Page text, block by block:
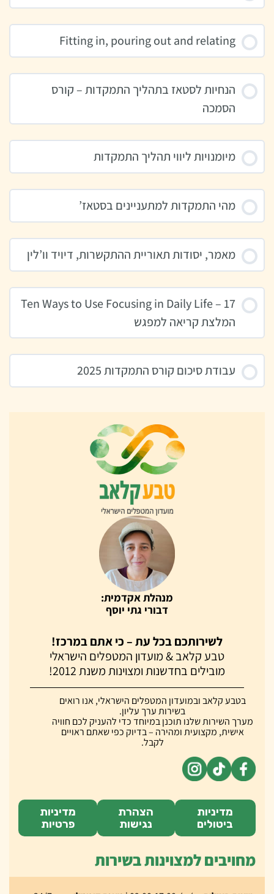
Fitting in, pouring out and relating
הנחיות לסטאז בתהליך התמקדות – קורס
הסמכה
מיומנויות ליווי תהליך התמקדות
מהי התמקדות למתעניינים בסטאז’
מאמר, יסודות תאוריית ההתקשרות, דיויד וו’לין
Ten Ways to Use Focusing in Daily Life – 17
המלצת קריאה למפגש
עבודת סיכום קורס התמקדות 2025
מנהלת אקדמית:
דבורי גתי יוסף
לשירותכם בכל עת – כי אתם במרכז!
טבע קלאב & מועדון המטפלים הישראלי
מובילים בחדשנות ומצוינות משנת 2012!
בטבע קלאב ובמועדון המטפלים הישראלי, אנו רואים
בשירות ערך עליון.
מערך השירות שלנו תוכנן במיוחד כדי להעניק לכם חוויה
אישית, מקצועית ומהירה – בדיוק כפי שאתם ראויים
לקבל.
מדיניות
ביטולים
הצהרת
נגישות
מדיניות
פרטיות
מחויבים למצוינות בשירות